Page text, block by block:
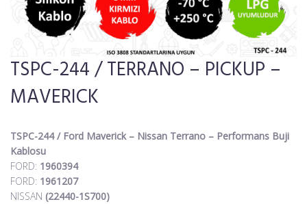
TSPC-244 / TERRANO – PICKUP –
MAVERICK
TSPC-244 / Ford Maverick – Nissan Terrano – Performans Buji
Kablosu
FORD: 1960394
FORD: 1961207
NISSAN (22440-1S700)